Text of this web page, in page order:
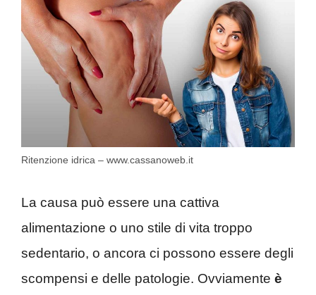
Ritenzione idrica – www.cassanoweb.it
La causa può essere una cattiva
alimentazione o uno stile di vita troppo
sedentario, o ancora ci possono essere degli
scompensi e delle patologie. Ovviamente è